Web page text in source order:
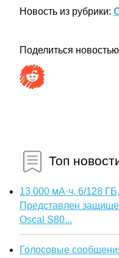
Новость из рубрики:
Поделиться
Топ
13 000 мА·ч, 6/128
Представлен
Oscal S80...
Голосовые